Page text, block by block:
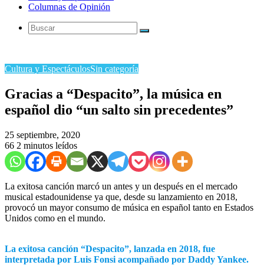
Columnas de Opinión
Buscar
Cultura y EspectáculosSin categoría
Gracias a “Despacito”, la música en
español dio “un salto sin precedentes”
25 septiembre, 2020
66 2 minutos leídos
La exitosa canción marcó un antes y un después en el mercado
musical estadounidense ya que, desde su lanzamiento en 2018,
provocó un mayor consumo de música en español tanto en Estados
Unidos como en el mundo.
La exitosa canción “Despacito”, lanzada en 2018, fue
interpretada por Luis Fonsi acompañado por Daddy Yankee.